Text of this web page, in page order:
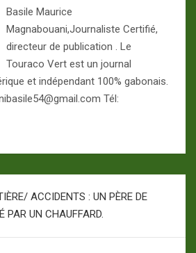
Basile Maurice
Magnabouani,Journaliste Certifié,
directeur de publication . Le
Touraco Vert est un journal
et indépendant 100% gabonais.
Tél:
ACCIDENTS : UN PÈRE DE
PAR UN CHAUFFARD.